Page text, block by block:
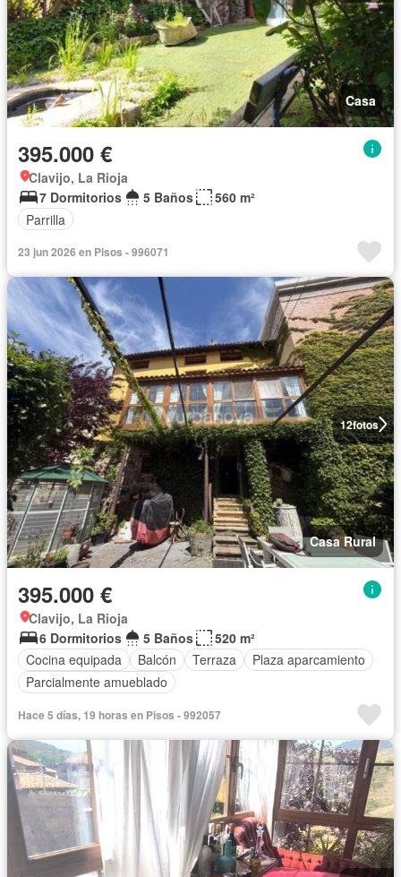
Casa
395.000 €
Clavijo, La Rioja
7 Dormitorios
5 Baños
560 m²
Parrilla
23 jun 2026 en Pisos - 996071
12fotos
Casa Rural
395.000 €
Clavijo, La Rioja
6 Dormitorios
5 Baños
520 m²
Cocina equipada
Balcón Terraza
Plaza aparcamiento
Parcialmente amueblado
Hace 5 días, 19 horas en Pisos - 992057